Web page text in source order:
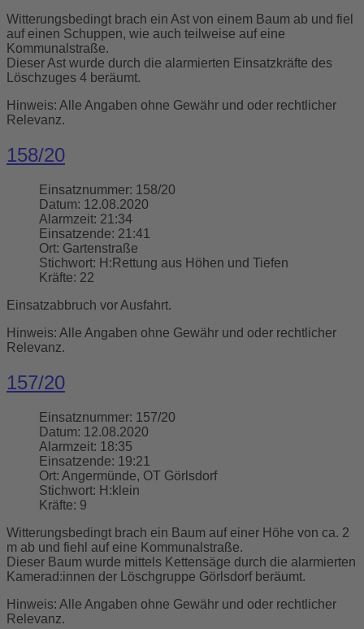
Witterungsbedingt brach ein Ast von einem Baum ab und fiel
auf einen Schuppen, wie auch teilweise auf eine
Kommunalstraße.
Dieser Ast wurde durch die alarmierten Einsatzkräfte des
Löschzuges 4 beräumt.
Hinweis: Alle Angaben ohne Gewähr und oder rechtlicher
Relevanz.
158/20
Einsatznummer: 158/20
Datum: 12.08.2020
Alarmzeit: 21:34
Einsatzende: 21:41
Ort: Gartenstraße
Stichwort: H:Rettung aus Höhen und Tiefen
Kräfte: 22
Einsatzabbruch vor Ausfahrt.
Hinweis: Alle Angaben ohne Gewähr und oder rechtlicher
Relevanz.
157/20
Einsatznummer: 157/20
Datum: 12.08.2020
Alarmzeit: 18:35
Einsatzende: 19:21
Ort: Angermünde, OT Görlsdorf
Stichwort: H:klein
Kräfte: 9
Witterungsbedingt brach ein Baum auf einer Höhe von ca. 2
m ab und fiehl auf eine Kommunalstraße.
Dieser Baum wurde mittels Kettensäge durch die alarmierten
Kamerad:innen der Löschgruppe Görlsdorf beräumt.
Hinweis: Alle Angaben ohne Gewähr und oder rechtlicher
Relevanz.